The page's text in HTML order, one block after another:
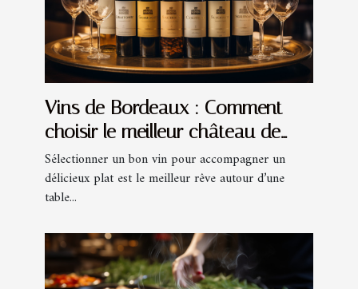
Vins de Bordeaux : Comment
choisir le meilleur château de
grand vin ?
Sélectionner un bon vin pour accompagner un
délicieux plat est le meilleur rêve autour d’une
table...